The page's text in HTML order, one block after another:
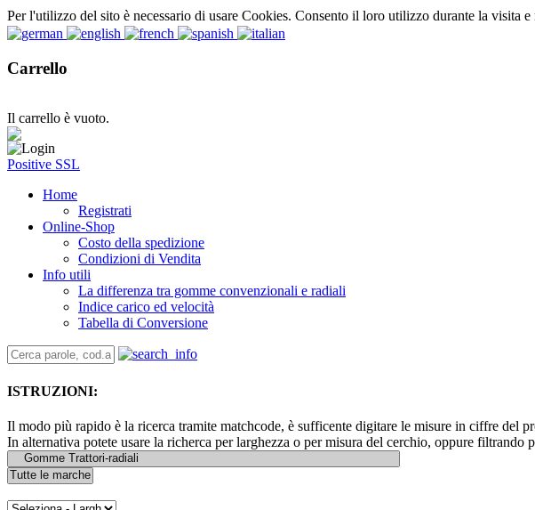
Per l'utilizzo del sito è necessario di usare Cookies. Consento il loro utilizzo durante la visita e
Carrello
Il carrello è vuoto.
Positive SSL
Home
Registrati
Online-Shop
Costo della spedizione
Condizioni di Vendita
Info utili
La differenza tra gomme convenzionali e radiali
Indice carico ed velocità
Tabella di Conversione
ISTRUZIONI:
Il modo più rapido è la ricerca tramite matchcode, è sufficente digitare le misure in ciffre
In alternativa potete usare la richerca per larghezza o per misura del cerchio, oppure filtrando